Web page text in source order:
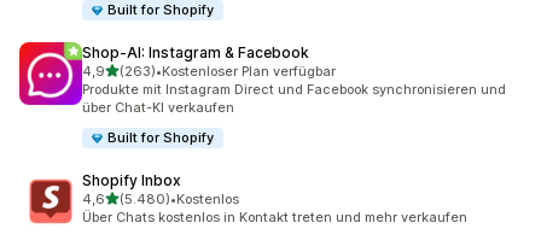
Built for Shopify
Shop‑AI: Instagram & Facebook
4,9von 5 Sternen
(263)
263 Rezensionen insgesamt
•Kostenloser Plan verfügbar
Produkte mit Instagram Direct und Facebook synchronisieren und
über Chat-KI verkaufen
Built for Shopify
Shopify Inbox
4,6von 5 Sternen
(5.480)
5480 Rezensionen insgesamt
•Kostenlos
Über Chats kostenlos in Kontakt treten und mehr verkaufen